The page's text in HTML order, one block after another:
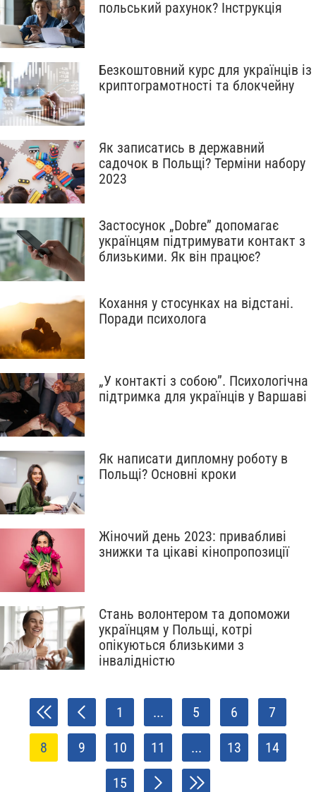
польський рахунок? Інструкція
Безкоштовний курс для українців із
криптограмотності та блокчейну
Як записатись в державний
садочок в Польщі? Терміни набору
2023
Застосунок „Dobre” допомагає
українцям підтримувати контакт з
близькими. Як він працює?
Кохання у стосунках на відстані.
Поради психолога
„У контакті з собою”. Психологічна
підтримка для українців у Варшаві
Як написати дипломну роботу в
Польщі? Основні кроки
Жіночий день 2023: привабливі
знижки та цікаві кінопропозиції
Стань волонтером та допоможи
українцям у Польщі, котрі
опікуються близькими з
інвалідністю
1 ... 5 6 7
8 9 10 11 ... 13 14
15